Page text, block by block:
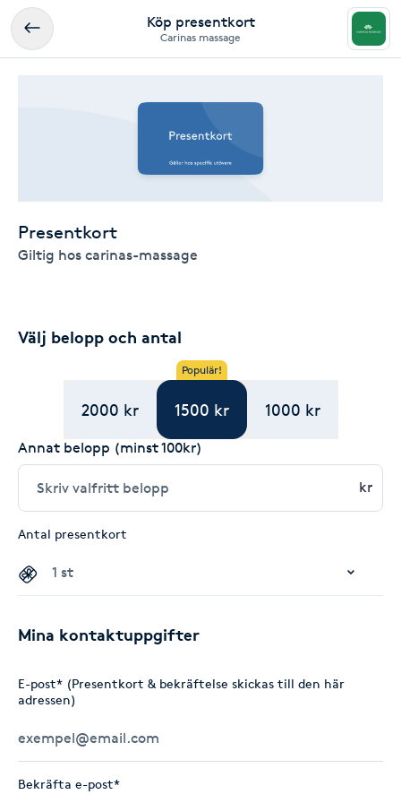
Köp presentkort
Carinas massage
Presentkort
Giltig hos carinas-massage
Välj belopp och antal
2000 kr
Populär!
1500 kr 1000 kr
Annat belopp (minst 100kr)
kr
Antal presentkort
Mina kontaktuppgifter
E-post* (Presentkort & bekräftelse skickas till den här
adressen)
Bekräfta e-post*